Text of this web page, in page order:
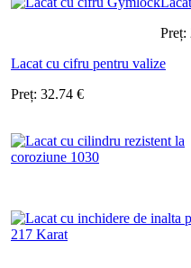
Preț:
Lacat cu cifru pentru valize
Preț: 32.74 €